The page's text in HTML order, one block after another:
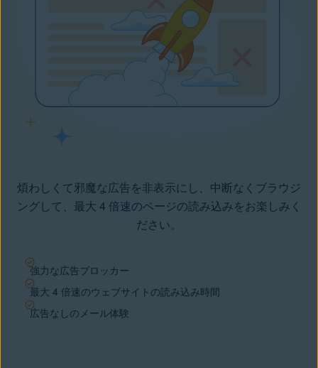
煩わしくて邪魔な広告を非表示にし、中断なくブラウジ
ングして、最大 4 倍速のページの読み込みをお楽しみく
ださい。
強力な広告ブロッカー
最大 4 倍速のウェブサイトの読み込み時間
広告なしのメール体験